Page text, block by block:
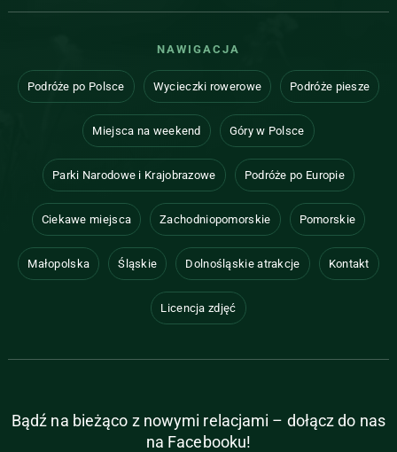
NAWIGACJA
Podróże po Polsce Wycieczki rowerowe Podróże piesze
Miejsca na weekend Góry w Polsce
Parki Narodowe i Krajobrazowe Podróże po Europie
Ciekawe miejsca Zachodniopomorskie Pomorskie
Małopolska Śląskie Dolnośląskie atrakcje Kontakt
Licencja zdjęć
Bądź na bieżąco z nowymi relacjami – dołącz do nas
na Facebooku!